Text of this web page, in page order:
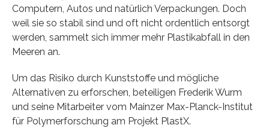
Computern, Autos und natürlich Verpackungen. Doch
weil sie so stabil sind und oft nicht ordentlich entsorgt
werden, sammelt sich immer mehr Plastikabfall in den
Meeren an.
Um das Risiko durch Kunststoffe und mögliche
Alternativen zu erforschen, beteiligen Frederik Wurm
und seine Mitarbeiter vom Mainzer Max-Planck-Institut
für Polymerforschung am Projekt PlastX.